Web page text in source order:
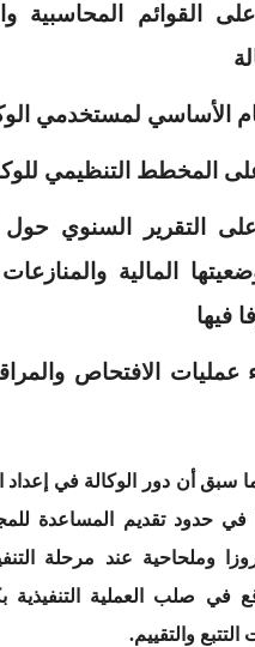
القوائم المحاسبية
الأساسي لمستخدمي
المخطط التنظيمي
على التقرير السنوي حول
المالية
فيها
الافتحاص
سبق أن دور الوكالة في إعداد
في حدود تقديم المساعدة
وملحاحية عند مرحلة
في صلب العملية
والتقييم.